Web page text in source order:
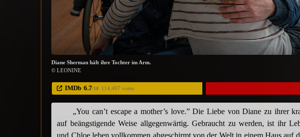
Diane Sherman hält ihre Tochter im Arm.
© LEONINE
IMDb 6.7/10 114,497 votes
„You can’t escape a mother’s love.” Die Liebe von Diane zu ihrer
auf beängstigende Weise allgegenwärtig. Gebraucht zu werden, ist ihr